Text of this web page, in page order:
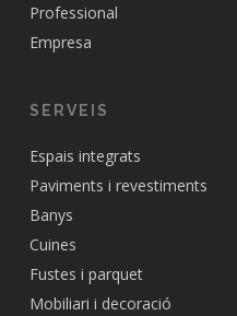
Professional
Empresa
SERVEIS
Espais integrats
Paviments i revestiments
Banys
Cuines
Fustes i parquet
Mobiliari i decoració